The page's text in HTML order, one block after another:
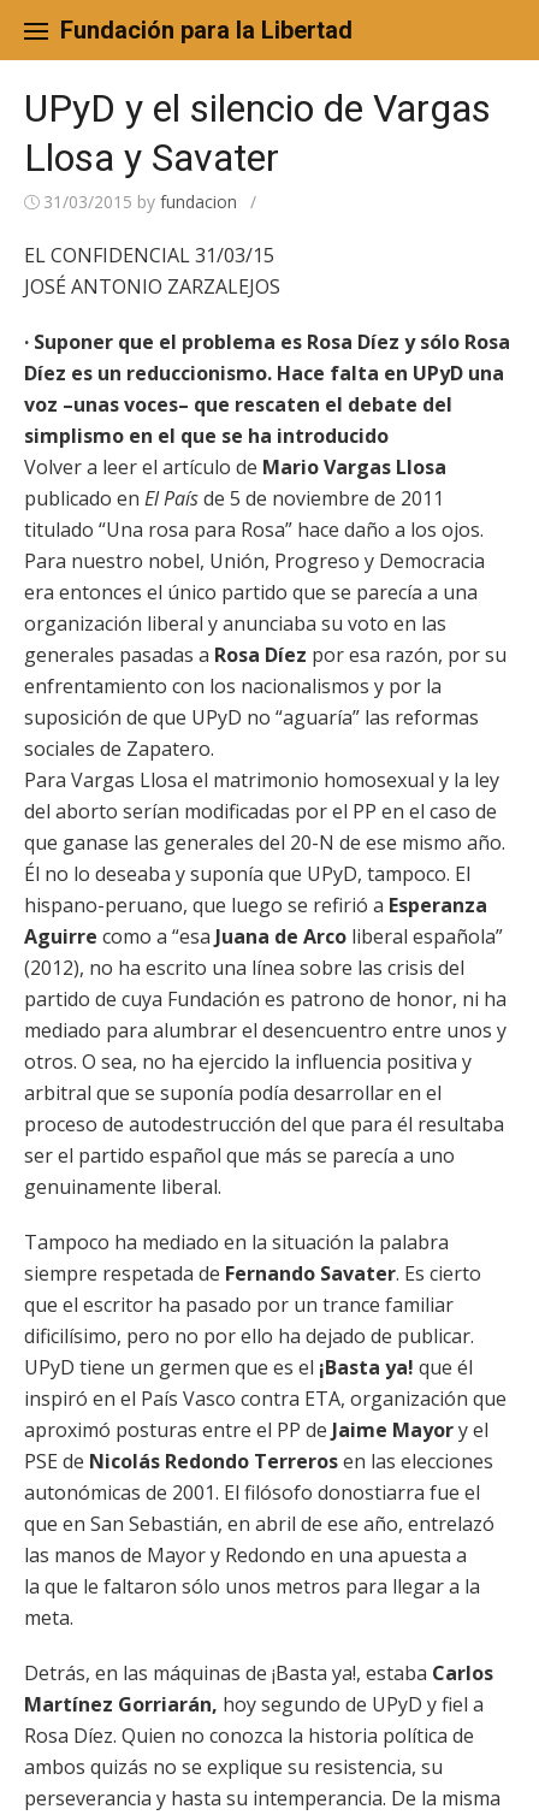
content
Fundación para la Libertad
UPyD y el silencio de Vargas
Llosa y Savater
31/03/2015 by fundacion /
EL CONFIDENCIAL 31/03/15
JOSÉ ANTONIO ZARZALEJOS
· Suponer que el problema es Rosa Díez y sólo Rosa
Díez es un reduccionismo. Hace falta en UPyD una
voz –unas voces– que rescaten el debate del
simplismo en el que se ha introducido
Volver a leer el artículo de Mario Vargas Llosa
publicado en El Paísde 5 de noviembre de 2011
titulado “Una rosa para Rosa” hace daño a los ojos.
Para nuestro nobel, Unión, Progreso y Democracia
era entonces el único partido que se parecía a una
organización liberal y anunciaba su voto en las
generales pasadas a Rosa Díez por esa razón, por su
enfrentamiento con los nacionalismos y por la
suposición de que UPyD no “aguaría” las reformas
sociales de Zapatero.
Para Vargas Llosa el matrimonio homosexual y la ley
del aborto serían modificadas por el PP en el caso de
que ganase las generales del 20-N de ese mismo año.
Él no lo deseaba y suponía que UPyD, tampoco. El
hispano-peruano, que luego se refirió a Esperanza
Aguirre como a “esa Juana de Arco liberal española”
(2012), no ha escrito una línea sobre las crisis del
partido de cuya Fundación es patrono de honor, ni ha
mediado para alumbrar el desencuentro entre unos y
otros. O sea, no ha ejercido la influencia positiva y
arbitral que se suponía podía desarrollar en el
proceso de autodestrucción del que para él resultaba
ser el partido español que más se parecía a uno
genuinamente liberal.
Tampoco ha mediado en la situación la palabra
siempre respetada de Fernando Savater. Es cierto
que el escritor ha pasado por un trance familiar
dificilísimo, pero no por ello ha dejado de publicar.
UPyD tiene un germen que es el ¡Basta ya! que él
inspiró en el País Vasco contra ETA, organización que
aproximó posturas entre el PP de Jaime Mayory el
PSE de Nicolás Redondo Terrerosen las elecciones
autonómicas de 2001. El filósofo donostiarra fue el
que en San Sebastián, en abril de ese año, entrelazó
las manos de Mayor y Redondo en una apuesta a
la que le faltaron sólo unos metros para llegar a la
meta.
Detrás, en las máquinas de ¡Basta ya!, estaba Carlos
Martínez Gorriarán, hoy segundo de UPyD y fiel a
Rosa Díez. Quien no conozca la historia política de
ambos quizás no se explique su resistencia, su
perseverancia y hasta su intemperancia. De la misma